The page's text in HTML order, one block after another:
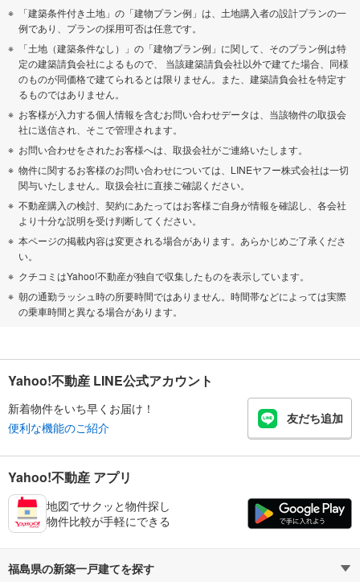
「建築条件付き土地」の「建物プラン例」は、土地購入者の設計プランの一
例であり、プランの採用可否は任意です。
「土地（建築条件なし）」の「建物プラン例」に関して、そのプラン例は特
定の建築請負会社によるもので、 当該建築請負会社以外で建てた場合、同様
のものが同価格で建てられるとは限りません。また、建築請負会社を特定す
るものではありません。
お客様が入力する個人情報を含むお問い合わせデータは、当該物件の取扱会
社に送信され、そこで管理されます。
お問い合わせをされたお客様へは、取扱会社がご連絡いたします。
物件に関するお客様のお問い合わせについては、LINEヤフー株式会社は一切
関与いたしません。取扱会社に直接ご確認ください。
不動産購入の検討、契約にあたってはお客様ご自身が情報を確認し、各会社
より十分な説明を受け判断してください。
本ページの掲載内容は変更される場合があります。あらかじめご了承くださ
い。
クチコミはYahoo!不動産が独自で収集したものを表示しています。
朝の通勤ラッシュ時の所要時間ではありません。時間帯などによっては実際
の乗車時間と異なる場合があります。
Yahoo!不動産 LINE公式アカウント
新着物件をいち早くお届け！
便利な機能のご紹介
友だち追加
Yahoo!不動産 アプリ
地図でサクッと物件探し
物件比較が手軽にできる
福島県の新築一戸建てを探す